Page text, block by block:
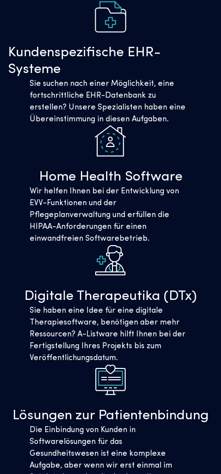
Kundenspezifische EHR-
Systeme
Sie suchen nach einer Möglichkeit, eine
fortschrittliche EHR-Datenbank zu
erstellen? Unsere Spezialisten haben eine
Übereinstimmung in diesen Aufgaben.
Home Health Software
Wir helfen Ihnen bei der Entwicklung von
EVV-Funktionen und der
Pflegeplanverwaltung und erfüllen die
HIPAA-Anforderungen für einen
einwandfreien Softwarebetrieb.
Digitale Therapeutika (DTx)
Sie haben eine Idee für eine digitale
Therapiesoftware, benötigen aber mehr
Ressourcen? A-Listware hilft Ihnen bei der
Fertigstellung Ihres Projekts bis zum
Veröffentlichungsdatum.
Lösungen zur Patientenbindung
Die Einbindung von Kunden in
Softwarelösungen für das
Gesundheitswesen ist eine komplexe
Aufgabe, aber wenn wir erst einmal im